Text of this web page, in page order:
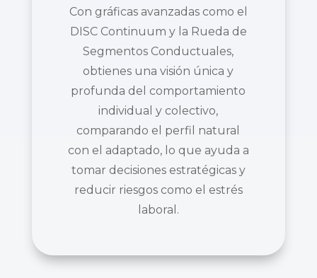
Con gráficas avanzadas como el
DISC Continuum y la Rueda de
Segmentos Conductuales,
obtienes una visión única y
profunda del comportamiento
individual y colectivo,
comparando el perfil natural
con el adaptado, lo que ayuda a
tomar decisiones estratégicas y
reducir riesgos como el estrés
laboral.